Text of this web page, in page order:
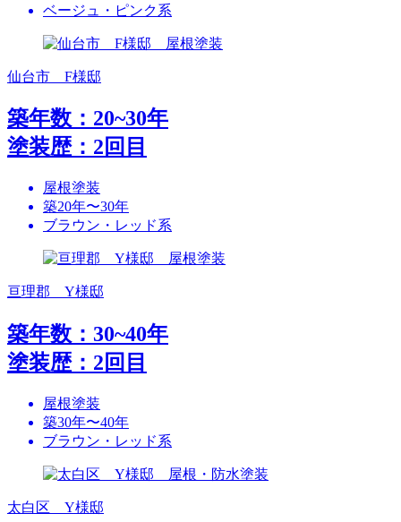
ベージュ・ピンク系
仙台市 F様邸
築年数：20~30年
塗装歴：2回目
屋根塗装
築20年〜30年
ブラウン・レッド系
亘理郡 Y様邸
築年数：30~40年
塗装歴：2回目
屋根塗装
築30年〜40年
ブラウン・レッド系
太白区 Y様邸